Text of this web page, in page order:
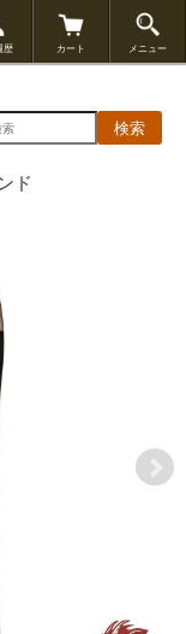
歴 カート メニュー
検索
ド